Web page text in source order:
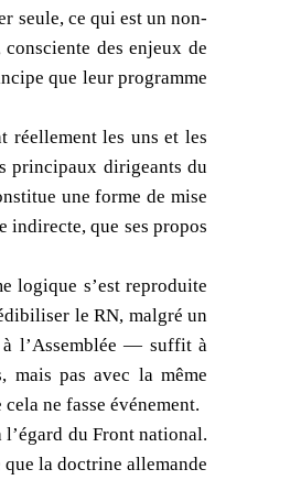
seule, ce qui est un non-
des enjeux de
que leur programme
réellement les uns et les
principaux dirigeants du
une forme de mise
indirecte, que ses propos
logique s’est reproduite
le RN, malgré un
à l’Assemblée — suffit à
mais pas avec la même
ne fasse événement.
du Front national.
la doctrine allemande